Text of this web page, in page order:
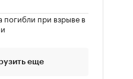
погибли при взрыве в
еще